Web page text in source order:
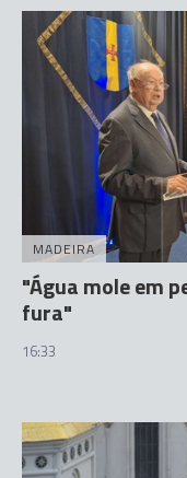
MADEIRA
"Água mole em
fura"
16:33